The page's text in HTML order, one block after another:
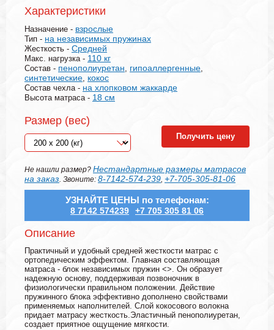
Характеристики
Назначение - взрослые
Тип - на независимых пружинах
Жесткость - Средней
Макс. нагрузка - 110 кг
Состав - пенополиуретан, гипоаллергенные,
синтетические, кокос
Состав чехла - на хлопковом жаккарде
Высота матраса - 18 см
Размер (вес)
Получить цену
Не нашли размер? Нестандартные размеры матрасов
на заказ. Звоните: 8-7142-574-239, +7-705-305-81-06
УЗНАЙТЕ ЦЕНЫ по телефонам:
8 7142 574239 +7 705 305 81 06
Описание
Практичный и удобный средней жесткости матрас с
ортопедическим эффектом. Главная составляющая
матраса - блок независимых пружин <>. Он образует
надежную основу, поддерживая позвоночник в
физиологически правильном положении. Действие
пружинного блока эффективно дополнено свойствами
применяемых наполнителей. Слой кокосового волокна
придает матрасу жесткость.Эластичный пенополиуретан,
cоздает приятное ощущение мягкости.